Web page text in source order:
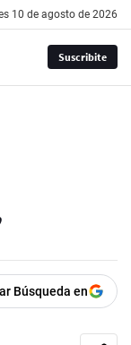
10 de agosto de 2026
Suscribite
Búsqueda en